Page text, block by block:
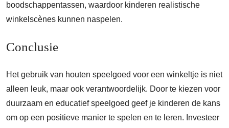
boodschappentassen, waardoor kinderen realistische
winkelscènes kunnen naspelen.
Conclusie
Het gebruik van houten speelgoed voor een winkeltje is niet
alleen leuk, maar ook verantwoordelijk. Door te kiezen voor
duurzaam en educatief speelgoed geef je kinderen de kans
om op een positieve manier te spelen en te leren. Investeer